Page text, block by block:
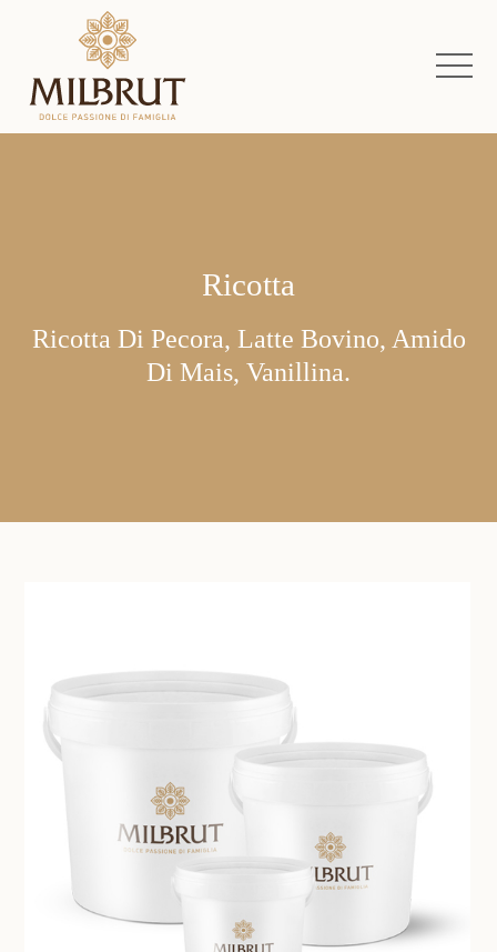
Ricotta
Ricotta Di Pecora, Latte Bovino, Amido
Di Mais, Vanillina.